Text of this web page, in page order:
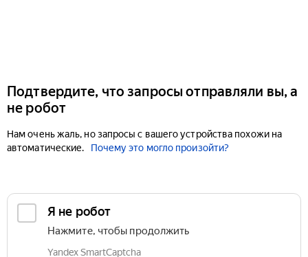
Подтвердите, что запросы отправляли вы, а
не робот
Нам очень жаль, но запросы с вашего устройства похожи на
автоматические.
Почему это могло произойти?